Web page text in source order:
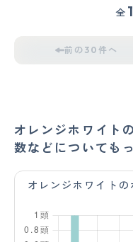
全 1
前の30件へ
オレンジホワイト
数などについても
オレンジホワイト